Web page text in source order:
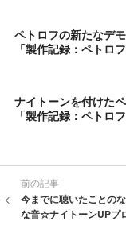
ペトロフの新たなデ
「製作記録：ペトロ
ナイトーンを付けた
「製作記録：ペトロ
前の記事
今までに聴いたことの
な音☆ナイトーンUPプ